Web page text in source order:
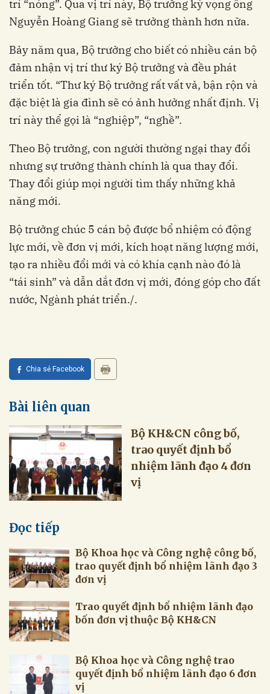
trí “nóng”. Qua vị trí này, Bộ trưởng kỳ vọng ông
Nguyễn Hoàng Giang sẽ trưởng thành hơn nữa.
Bảy năm qua, Bộ trưởng cho biết có nhiều cán bộ
đảm nhận vị trí thư ký Bộ trưởng và đều phát
triển tốt. “Thư ký Bộ trưởng rất vất vả, bận rộn và
đặc biệt là gia đình sẽ có ảnh hưởng nhất định. Vị
trí này thể gọi là “nghiệp”, “nghề”.
Theo Bộ trưởng, con người thường ngại thay đổi
nhưng sự trưởng thành chính là qua thay đổi.
Thay đổi giúp mọi người tìm thấy những khả
năng mới.
Bộ trưởng chúc 5 cán bộ được bổ nhiệm có động
lực mới, về đơn vị mới, kích hoạt năng lượng mới,
tạo ra nhiều đổi mới và có khía cạnh nào đó là
“tái sinh” và dẫn dắt đơn vị mới, đóng góp cho đất
nước, Ngành phát triển./.
Chia sẻ Facebook
Bài liên quan
Bộ KH&CN công bố,
trao quyết định bổ
nhiệm lãnh đạo 4 đơn
vị
Đọc tiếp
Bộ Khoa học và Công nghệ công bố,
trao quyết định bổ nhiệm lãnh đạo 3
đơn vị
Trao quyết định bổ nhiệm lãnh đạo
bốn đơn vị thuộc Bộ KH&CN
Bộ Khoa học và Công nghệ trao
quyết định bổ nhiệm lãnh đạo 6 đơn
vị